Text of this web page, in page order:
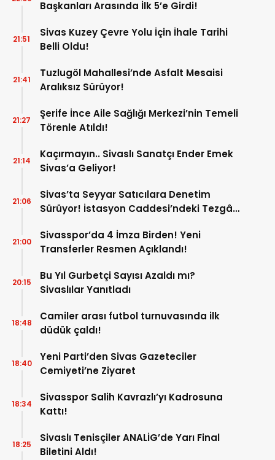
Başkanları Arasında İlk 5’e Girdi!
Sivas Kuzey Çevre Yolu İçin İhale Tarihi
Belli Oldu!
21:51
Tuzlugöl Mahallesi’nde Asfalt Mesaisi
Aralıksız Sürüyor!
21:41
Şerife İnce Aile Sağlığı Merkezi’nin Temeli
Törenle Atıldı!
21:27
Kaçırmayın.. Sivaslı Sanatçı Ender Emek
Sivas’a Geliyor!
21:14
Sivas’ta Seyyar Satıcılara Denetim
Sürüyor! İstasyon Caddesi’ndeki Tezgâh
21:06
Sivasspor’da 4 İmza Birden! Yeni
Transferler Resmen Açıklandı!
21:00
Bu Yıl Gurbetçi Sayısı Azaldı mı?
Sivaslılar Yanıtladı
20:15
Camiler arası futbol turnuvasında ilk
düdük çaldı!
18:48
Yeni Parti’den Sivas Gazeteciler
Cemiyeti’ne Ziyaret
18:40
Sivasspor Salih Kavrazlı’yı Kadrosuna
Kattı!
18:34
Sivaslı Tenisçiler ANALİG’de Yarı Final
Biletini Aldı!
18:25